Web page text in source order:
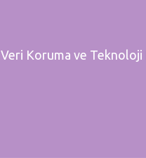
Veri Koruma ve Teknoloji